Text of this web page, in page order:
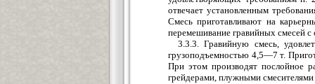
отвечает установленным
Смесь приготавливают на
перемешивание гравийных смесей
3.3.3. Гравийную смесь,
грузоподъемностью 4,5—7 т.
При этом производят послойное
грейдерами, плужными